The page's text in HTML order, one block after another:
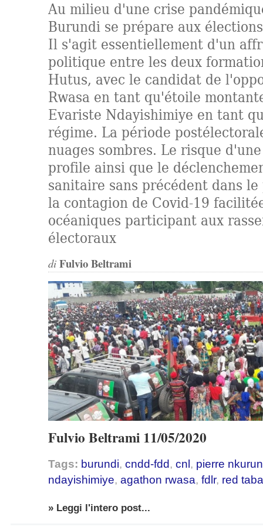
Au milieu d'une crise
Burundi se prépare aux
Il s'agit essentiellement d'un
politique entre les deux
Hutus, avec le candidat de
Rwasa en tant qu'étoile
Evariste Ndayishimiye en tant
régime. La période
nuages sombres. Le risque
profile ainsi que le
sanitaire sans précédent dans
la contagion de Covid-19
océaniques participant aux
électoraux
di Fulvio Beltrami
Fulvio Beltrami 11/05/2020
Tags: burundi, cndd-fdd, cnl, pierre
ndayishimiye, agathon rwasa, fdlr, red
» Leggi l'intero post...